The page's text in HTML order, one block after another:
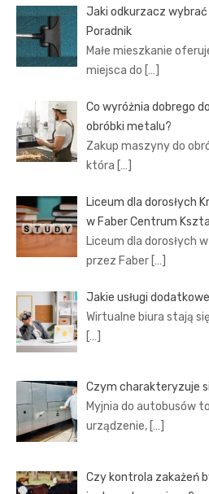
Jaki odkurzacz wybrać
Poradnik
Małe mieszkanie
miejsca do […]
Co wyróżnia dobrego
obróbki metalu?
Zakup maszyny do
która […]
Liceum dla dorosłych
w Faber Centrum
Liceum dla dorosłych
przez Faber […]
Jakie usługi
Wirtualne biura stają
[…]
Czym charakteryzuje
Myjnia do autobusów
urządzenie, […]
Czy kontrola zakażeń